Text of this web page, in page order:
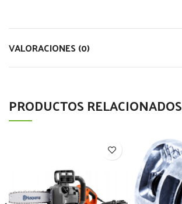
VALORACIONES (0)
PRODUCTOS RELACIONADOS